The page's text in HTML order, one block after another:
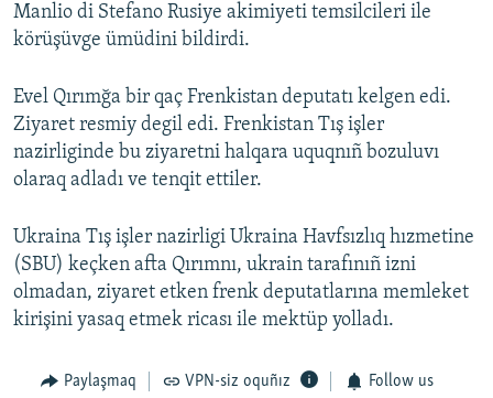
RFE/RS bütün saytları
Manlio di Stefano Rusiye akimiyeti temsilcileri ile
körüşüvge ümüdini bildirdi.
Evel Qırımğa bir qaç Frenkistan deputatı kelgen edi.
Ziyaret resmiy degil edi. Frenkistan Tış işler
nazirliginde bu ziyaretni halqara uquqnıñ bozuluvı
olaraq adladı ve tenqit ettiler.
Ukraina Tış işler nazirligi Ukraina Havfsızlıq hızmetine
(SBU) keçken afta Qırımnı, ukrain tarafınıñ izni
olmadan, ziyaret etken frenk deputatlarına memleket
kirişini yasaq etmek ricası ile mektüp yolladı.
Paylaşmaq VPN-siz oquñız Follow us